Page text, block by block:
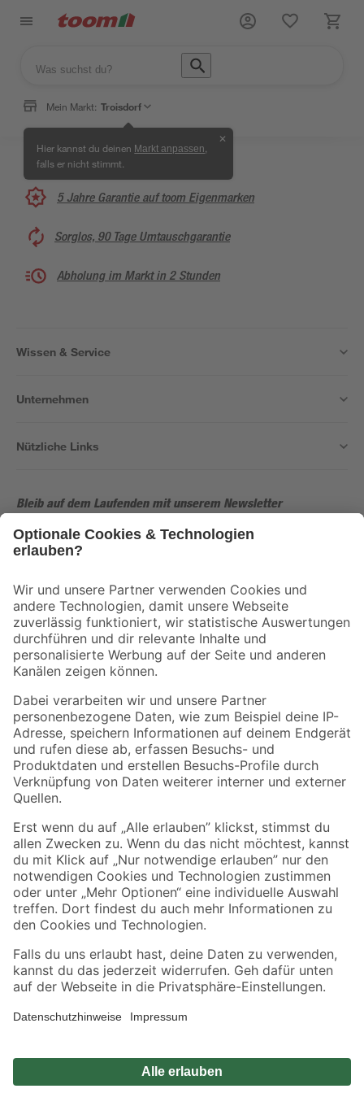
Mein Markt: Troisdorf
Hier kannst du deinen Markt anpassen
falls er nicht stimmt.
✕
5 Jahre Garantie auf toom Eigenmarken
Sorglos, 90 Tage Umtauschgarantie
Abholung im Markt in 2 Stunden
Wissen & Service
Unternehmen
Nützliche Links
Bleib auf dem Laufenden mit unserem Newsletter
Der toom Newsletter: Keine Angebote und Aktionen mehr verpassen!
Folge uns
Zahlungsarten Versandarten
Sicher einkaufen
Jetzt die toom-App herunterladen
Alle Preisangaben in EUR inkl. gesetzl. MwSt.. Die dargestellten Angebote sind unter
Umständen nicht in allen Märkten verfügbar. Die angegebenen Verfügbarkeiten beziehen
sich auf den unter "Mein Markt" ausgewählten toom Baumarkt. Alle Angebote und
*Paketversand ab 59 € versandkostenfrei, gilt nicht für Artikel mit Speditionsversand, hier
fallen zusätzliche Versandkosten an.
Privatsphäre Impressum